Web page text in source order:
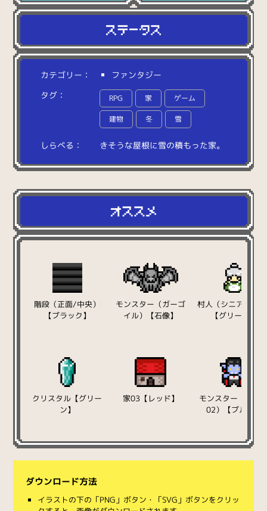
カテゴリー：
ファンタジー
タグ：
RPG 家 ゲーム
建物 冬 雪
しらべる： きそうな屋根に雪の積もった家。
階段（正面/中央）
【ブラック】
モンスター（ガーゴ
イル）【石像】
村人（シニア/女性
【グリーン】
クリスタル【グリー
ン】
家03【レッド】
モンスター（吸血
02）【ブルー】
ダウンロード方法
イラストの下の「PNG」ボタン・「SVG」ボタンをクリッ